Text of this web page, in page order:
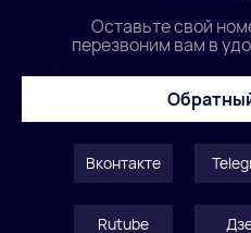
Оставьте свой
перезвоним вам в
Вконтакте
Rutube